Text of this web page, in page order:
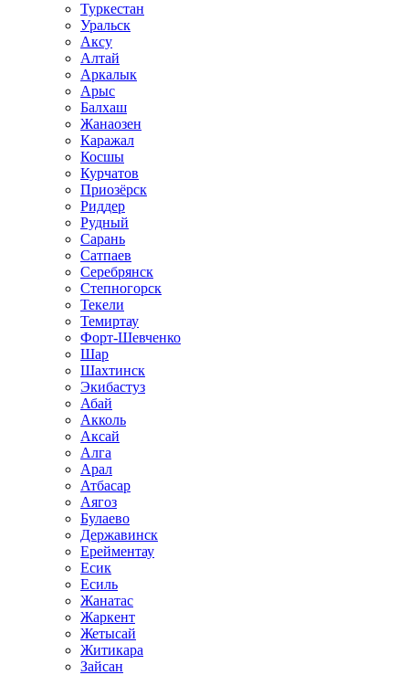
Туркестан
Уральск
Аксу
Алтай
Аркалык
Арыс
Балхаш
Жанаозен
Каражал
Косшы
Курчатов
Приозёрск
Риддер
Рудный
Сарань
Сатпаев
Серебрянск
Степногорск
Текели
Темиртау
Форт-Шевченко
Шар
Шахтинск
Экибастуз
Абай
Акколь
Аксай
Алга
Арал
Атбасар
Аягоз
Булаево
Державинск
Ерейментау
Есик
Есиль
Жанатас
Жаркент
Жетысай
Житикара
Зайсан